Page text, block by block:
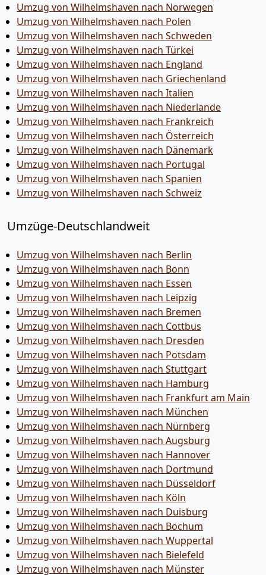
Umzug von Wilhelmshaven nach Norwegen
Umzug von Wilhelmshaven nach Polen
Umzug von Wilhelmshaven nach Schweden
Umzug von Wilhelmshaven nach Türkei
Umzug von Wilhelmshaven nach England
Umzug von Wilhelmshaven nach Griechenland
Umzug von Wilhelmshaven nach Italien
Umzug von Wilhelmshaven nach Niederlande
Umzug von Wilhelmshaven nach Frankreich
Umzug von Wilhelmshaven nach Österreich
Umzug von Wilhelmshaven nach Dänemark
Umzug von Wilhelmshaven nach Portugal
Umzug von Wilhelmshaven nach Spanien
Umzug von Wilhelmshaven nach Schweiz
Umzüge-Deutschlandweit
Umzug von Wilhelmshaven nach Berlin
Umzug von Wilhelmshaven nach Bonn
Umzug von Wilhelmshaven nach Essen
Umzug von Wilhelmshaven nach Leipzig
Umzug von Wilhelmshaven nach Bremen
Umzug von Wilhelmshaven nach Cottbus
Umzug von Wilhelmshaven nach Dresden
Umzug von Wilhelmshaven nach Potsdam
Umzug von Wilhelmshaven nach Stuttgart
Umzug von Wilhelmshaven nach Hamburg
Umzug von Wilhelmshaven nach Frankfurt am Main
Umzug von Wilhelmshaven nach München
Umzug von Wilhelmshaven nach Nürnberg
Umzug von Wilhelmshaven nach Augsburg
Umzug von Wilhelmshaven nach Hannover
Umzug von Wilhelmshaven nach Dortmund
Umzug von Wilhelmshaven nach Düsseldorf
Umzug von Wilhelmshaven nach Köln
Umzug von Wilhelmshaven nach Duisburg
Umzug von Wilhelmshaven nach Bochum
Umzug von Wilhelmshaven nach Wuppertal
Umzug von Wilhelmshaven nach Bielefeld
Umzug von Wilhelmshaven nach Münster